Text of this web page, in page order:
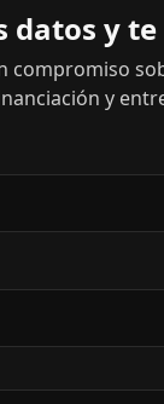
datos y
compromiso
y